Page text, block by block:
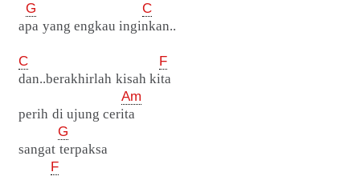
G
C
apa yang engkau inginkan..
C
F
dan..berakhirlah kisah kita
Am
perih di ujung cerita
G
sangat terpaksa
F